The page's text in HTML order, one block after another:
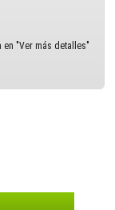
en "Ver más detalles"